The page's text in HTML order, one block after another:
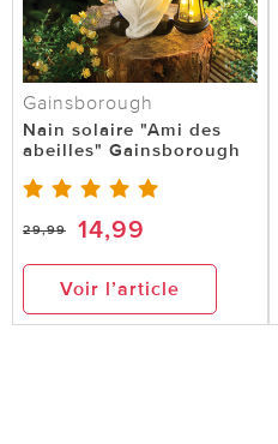
Gainsborough
Nain solaire "Ami des
abeilles" Gainsborough
29,99 14,99
Voir l’article